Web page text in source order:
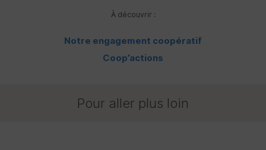
À découvrir :
Notre engagement coopératif
Coop’actions
Pour aller plus loin